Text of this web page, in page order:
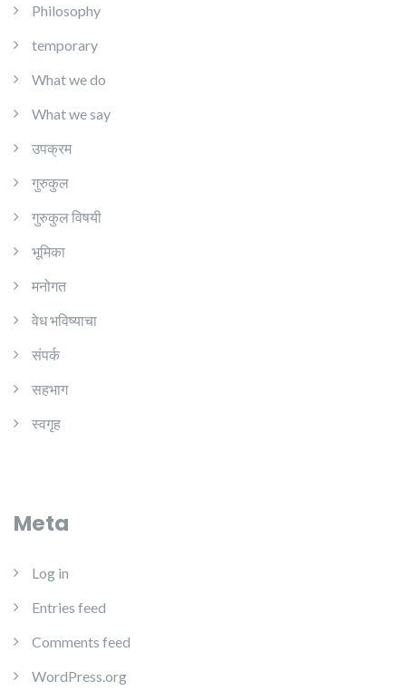
Philosophy
temporary
What we do
What we say
उपक्रम
गुरुकुल
गुरुकुल विषयी
भूमिका
मनोगत
वेध भविष्याचा
संपर्क
सहभाग
स्वगृह
Meta
Log in
Entries feed
Comments feed
WordPress.org